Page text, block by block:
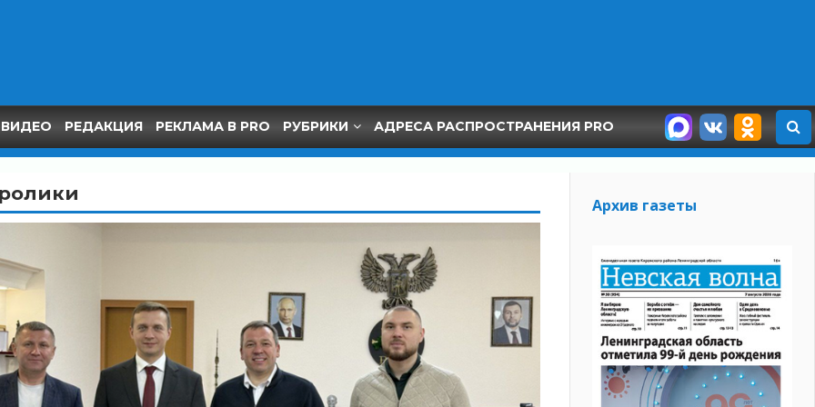
ВИДЕО РЕДАКЦИЯ РЕКЛАМА В PRO РУБРИКИ АДРЕСА РАСПРОСТРАНЕНИЯ PRO
Архив газеты